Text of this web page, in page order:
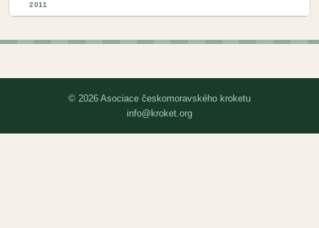
2011
© 2026 Asociace českomoravského kroketu
info@kroket.org